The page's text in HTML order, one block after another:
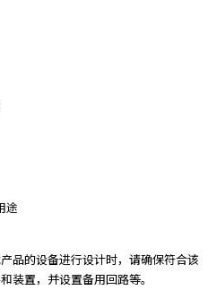
途
品的设备进行设计时，请确保符合该
装置，并设置备用回路等。